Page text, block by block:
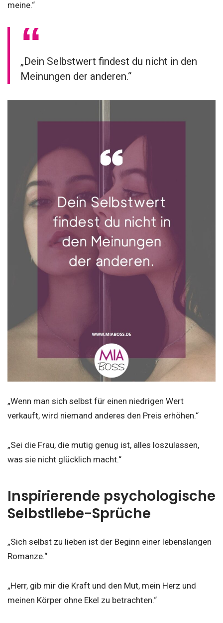
meine.“
„Dein Selbstwert findest du nicht in den
Meinungen der anderen.“
„Wenn man sich selbst für einen niedrigen Wert
verkauft, wird niemand anderes den Preis erhöhen.“
„Sei die Frau, die mutig genug ist, alles loszulassen,
was sie nicht glücklich macht.“
Inspirierende psychologische
Selbstliebe-Sprüche
„Sich selbst zu lieben ist der Beginn einer lebenslangen
Romanze.“
„Herr, gib mir die Kraft und den Mut, mein Herz und
meinen Körper ohne Ekel zu betrachten.“